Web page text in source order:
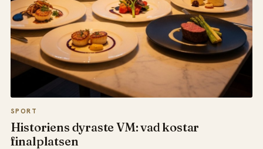
SPORT
Historiens dyraste VM: vad kostar
finalplatsen